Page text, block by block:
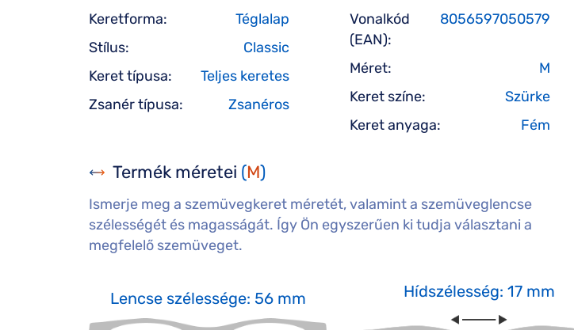
Keretforma:
Téglalap
Stílus:
Classic
Keret típusa:
Teljes keretes
Zsanér típusa:
Zsanéros
Vonalkód
(EAN):
8056597050579
Méret:
M
Keret színe:
Szürke
Keret anyaga:
Fém
Termék méretei (M)
Ismerje meg a szemüvegkeret méretét, valamint a szemüveglencse
szélességét és magasságát. Így Ön egyszerűen ki tudja választani a
megfelelő szemüveget.
Lencse szélessége: 56 mm Hídszélesség: 17 mm